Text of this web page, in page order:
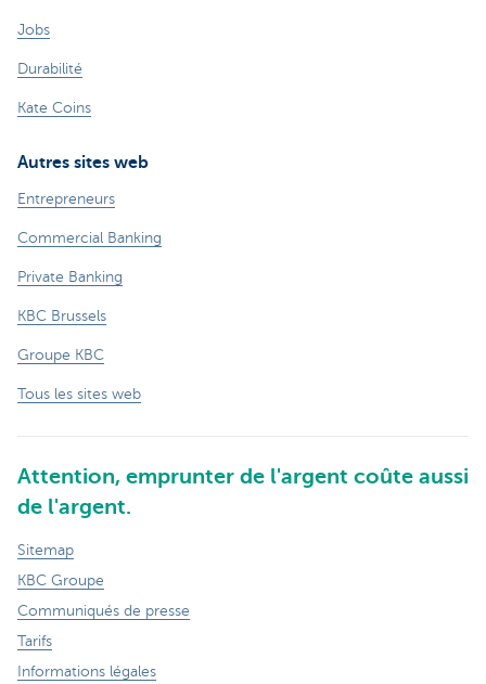
Jobs
Durabilité
Kate Coins
Autres sites web
Entrepreneurs
Commercial Banking
Private Banking
KBC Brussels
Groupe KBC
Tous les sites web
Attention, emprunter de l'argent coûte aussi
de l'argent.
Sitemap
KBC Groupe
Communiqués de presse
Tarifs
Informations légales